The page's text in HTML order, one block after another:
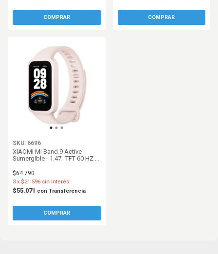
SKU: 6696
XIAOMI MI Band 9 Active -
Sumergible - 1.47" TFT 60 HZ -
$64.790
$55.071 con Transferencia
3 x $21.596 sin interés